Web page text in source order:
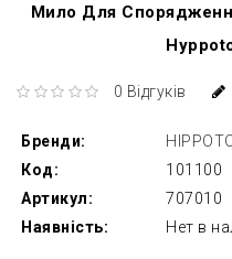
Мило Для
0 Відгуків
Бренди:
Код:
101100
Артикул:
707010
Наявність:
Нет в